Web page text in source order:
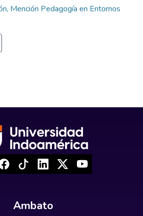
Mención Pedagogía en Entornos
Ambato